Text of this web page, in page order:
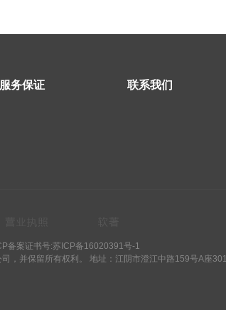
服务保证 联系我们
备案证书号:苏ICP备16020391号-1
，并保留所有权利。 地址：江阴市澄江中路159号A座